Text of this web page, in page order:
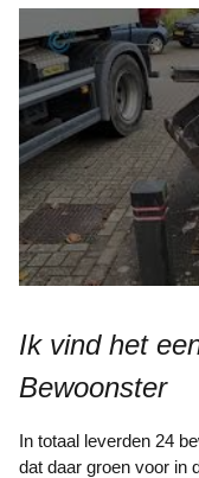
Ik vind het een hele mooie oplossing -
Bewoonster
In totaal leverden 24 bewoners tegels in. De gemeente hoopt
dat daar groen voor in